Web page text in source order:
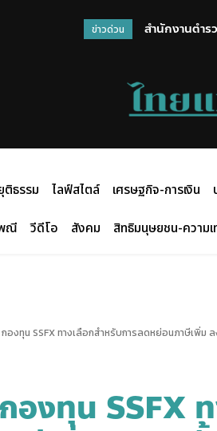
ข่าวด่วน
สำนักงานตำร
ติธรรม ไลฟ์สไตล์ เศรษฐกิจ-การเงิน
ณี วีดีโอ สังคม สิทธิมนุษยชน-ความเ
องทุน SSFX ทางเลือกสำหรับการลดหย่อนภาษีเพิ่ม
งทุน SSFX